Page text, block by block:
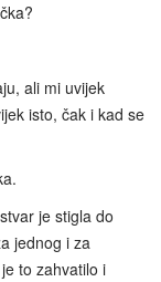
ali mi uvijek
isto, čak i kad se
je stigla do
jednog i za
to zahvatilo i